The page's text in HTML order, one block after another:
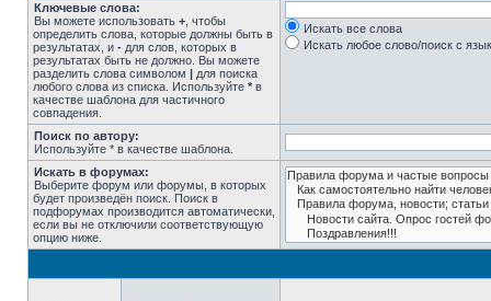
Ключевые слова:
Вы можете использовать + , чтобы
определить слова, которые должны быть в
результатах, и - для слов, которых в
результатах быть не должно. Вы можете
разделить слова символом | для поиска
любого слова из списка. Используйте * в
качестве шаблона для частичного
совпадения.
Искать все слова
Искать любое слово/поиск с
Поиск по автору:
Используйте * в качестве шаблона.
Искать в форумах:
Выберите форум или форумы, в которых
будет произведён поиск. Поиск в
подфорумах производится автоматически,
если вы не отключили соответствующую
опцию ниже.